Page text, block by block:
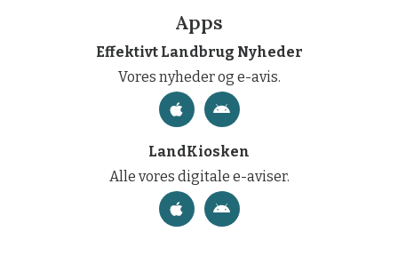
Apps
Effektivt Landbrug Nyheder
Vores nyheder og e-avis.
LandKiosken
Alle vores digitale e-aviser.